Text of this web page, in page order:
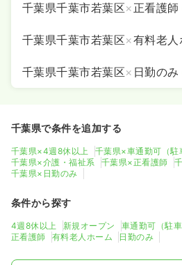
千葉県千葉市若葉区× 正看護師
千葉県千葉市若葉区×有料老人
千葉県千葉市若葉区× 日勤のみ
千葉県で条件を追加する
千葉県×4週8休以上
千葉県×車通勤可（駐
千葉県×介護・福祉系
千葉県×正看護師
千葉県×日勤のみ
条件から探す
4週8休以上 新規オープン 車通勤可（駐車
正看護師
有料老人ホーム 日勤のみ